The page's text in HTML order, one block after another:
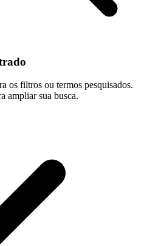
os filtros ou termos pesquisados.
ampliar sua busca.